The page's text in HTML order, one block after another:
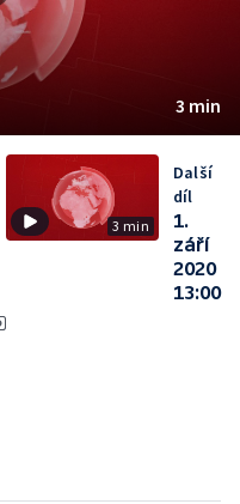
3 min
3 min
Další
díl
1.
září
2020
13:00